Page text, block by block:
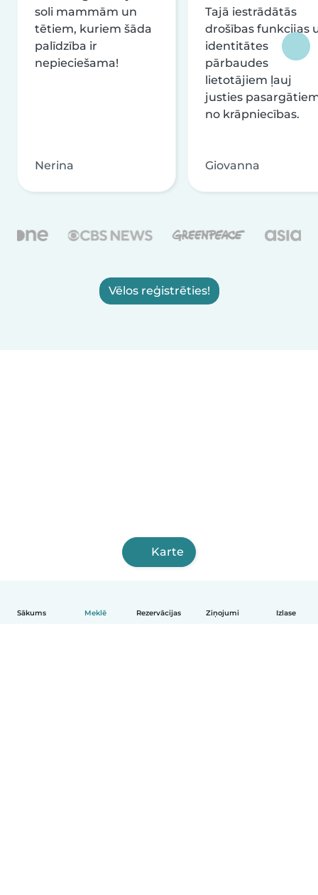
Sākums Meklē Rezervācijas Ziņojumi Izlase
soli mammām un
tētiem, kuriem šāda
palīdzība ir
nepieciešama!
Nerina
Tajā iestrādātās
drošības funkcijas
identitātes
pārbaudes
lietotājiem ļauj
justies
no krāpniecības.
Giovanna
Vēlos reģistrēties!
Karte